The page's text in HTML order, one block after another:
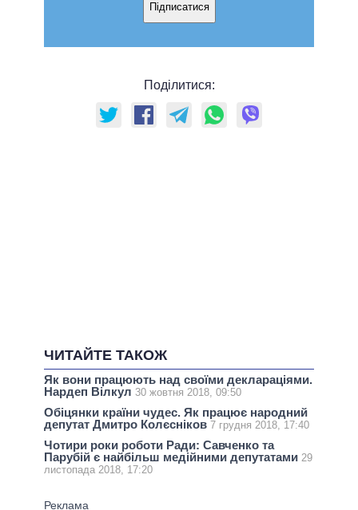
Підписатися
Поділитися:
ЧИТАЙТЕ ТАКОЖ
Як вони працюють над своїми деклараціями.
Нардеп Вілкул 30 жовтня 2018, 09:50
Обіцянки країни чудес. Як працює народний
депутат Дмитро Колєсніков 7 грудня 2018, 17:40
Чотири роки роботи Ради: Савченко та
Парубій є найбільш медійними депутатами 29
листопада 2018, 17:20